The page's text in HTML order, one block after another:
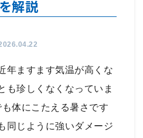
解説
年ますます気温が高くな
も珍しくなくなっていま
体にこたえる暑さです
同じように強いダメージ